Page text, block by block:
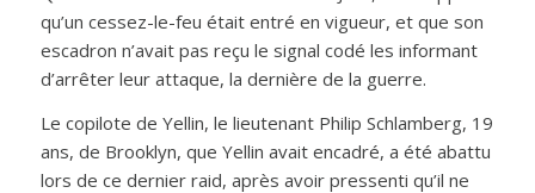
qu’un cessez-le-feu était entré en vigueur, et que son
escadron n’avait pas reçu le signal codé les informant
d’arrêter leur attaque, la dernière de la guerre.
Le copilote de Yellin, le lieutenant Philip Schlamberg, 19
ans, de Brooklyn, que Yellin avait encadré, a été abattu
lors de ce dernier raid, après avoir pressenti qu’il ne